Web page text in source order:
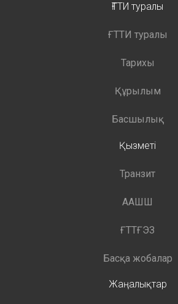
ҒТТИ туралы
ҒТТИ туралы
Тарихы
Құрылым
Басшылық
Қызметі
Транзит
ААШШ
ҒТТҒЭЗ
Басқа жобалар
Жаңалықтар